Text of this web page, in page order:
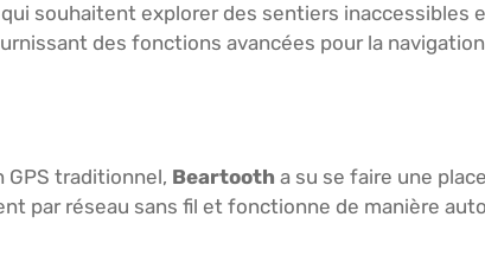
souhaitent explorer des sentiers inaccessibles
des fonctions avancées pour la
GPS traditionnel, Beartooth a su se faire une
par réseau sans fil et fonctionne de manière